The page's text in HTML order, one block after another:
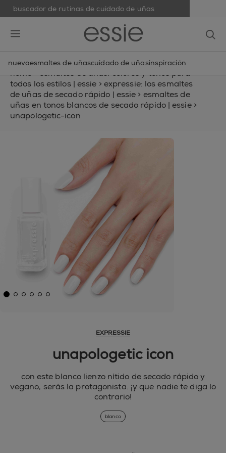
buscador de rutinas de cuidado de uñas
nuevoesmaltes de uñascuidado de uñasinspiración
home>esmaltes de uñas: colores y tonos para
todos los estilos | essie > expressie: los esmaltes
de uñas de secado rápido | essie > esmaltes de
uñas en tonos blancos de secado rápido | essie >
unapologetic-icon
EXPRESSIE
unapologetic icon
con este blanco lienzo nítido de secado rápido y
vegano, serás la protagonista. ¡y que nadie te diga lo
contrario!
blanco